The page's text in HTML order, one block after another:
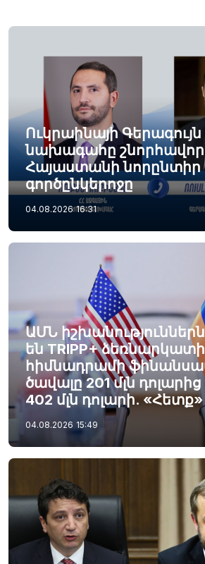
Ուկրաինայի
նախագահը
Հայաստանի նորընտիր
գործընկերոջը
04.08.2026 16:31
ԱՄՆ
են TRIPP+
հիմնադրամի
ծավալը 201 մլն
402 մլն դոլարի. «Հետք»
04.08.2026 15:49